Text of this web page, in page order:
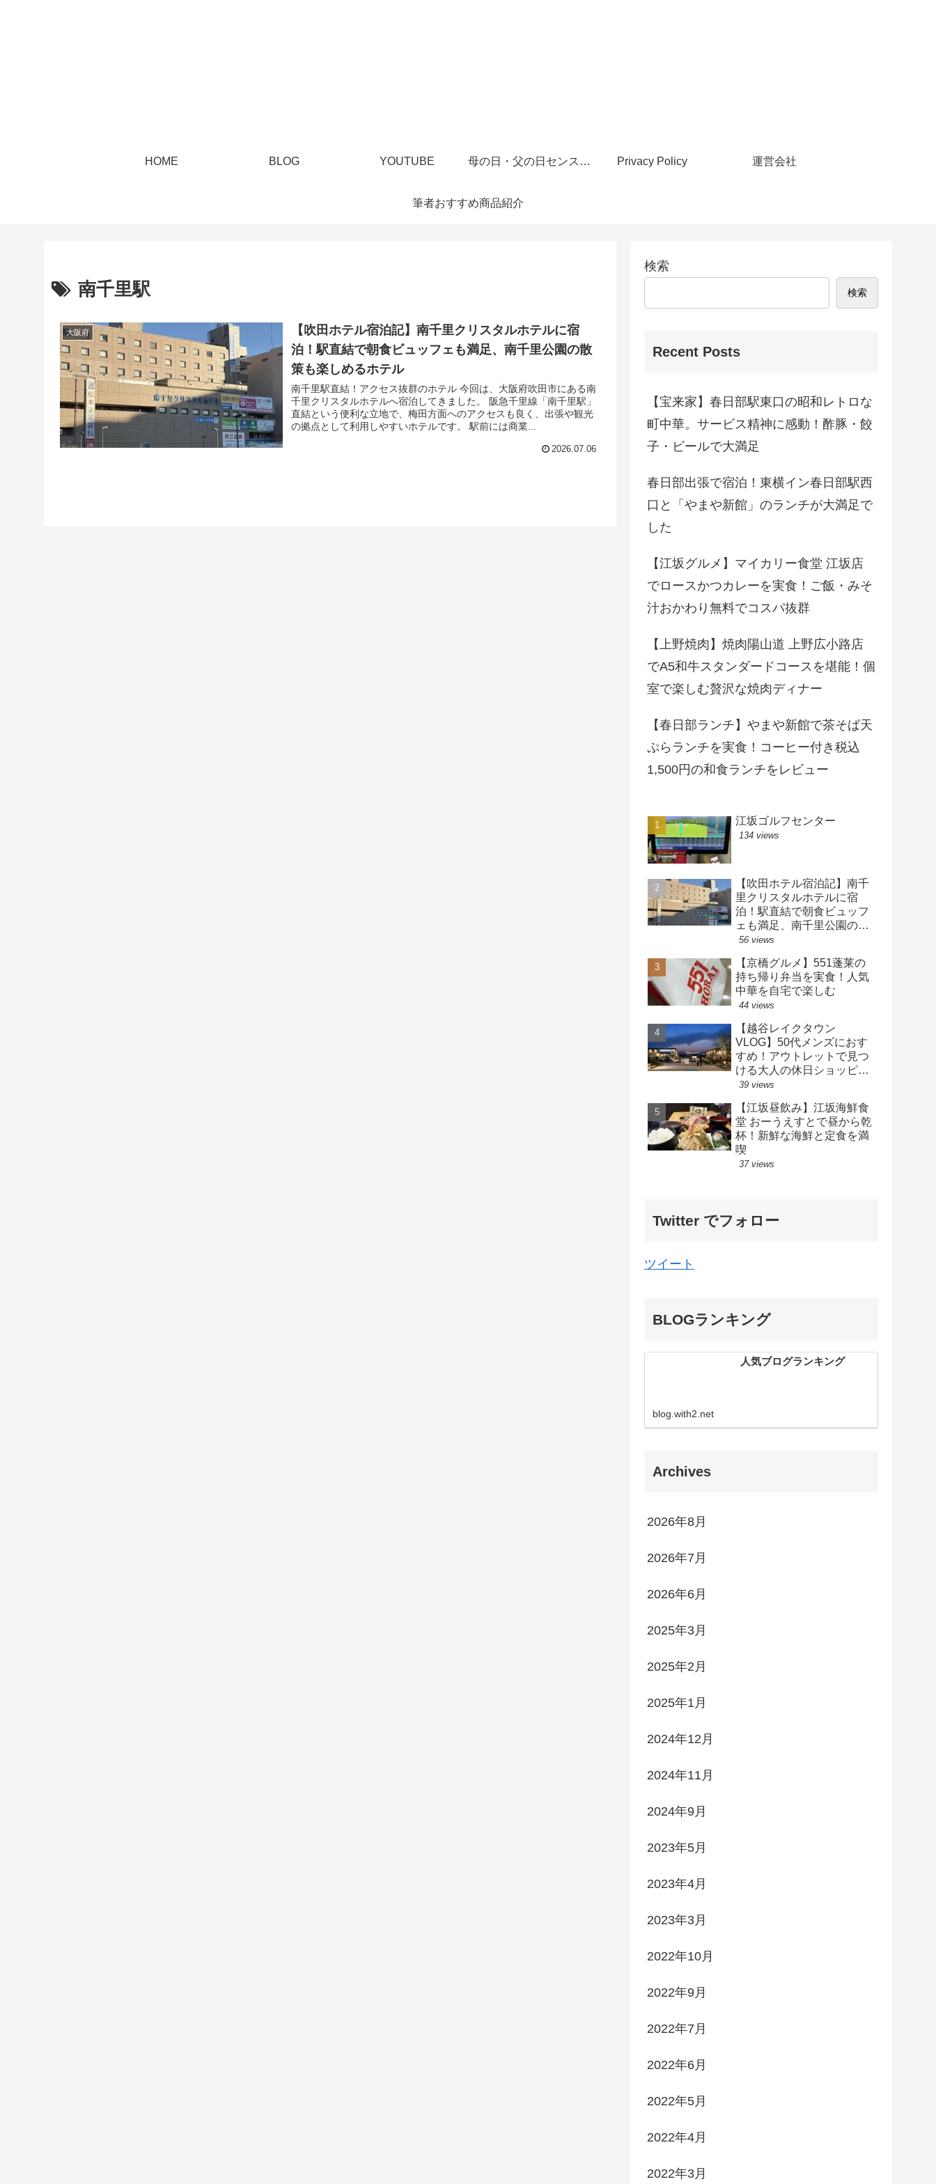
HOME BLOG YOUTUBE 母の日・父の日センスあるプレゼント Privacy Policy 運営会社
筆者おすすめ商品紹介
南千里駅
大阪府
【吹田ホテル宿泊記】南千里クリスタルホテルに宿
泊！駅直結で朝食ビュッフェも満足、南千里公園の散
策も楽しめるホテル
南千里駅直結！アクセス抜群のホテル 今回は、大阪府吹田市にある南
千里クリスタルホテルへ宿泊してきました。 阪急千里線「南千里駅」
直結という便利な立地で、梅田方面へのアクセスも良く、出張や観光
の拠点として利用しやすいホテルです。 駅前には商業...
2026.07.06
検索
検索
Recent Posts
【宝来家】春日部駅東口の昭和レトロな
町中華。サービス精神に感動！酢豚・餃
子・ビールで大満足
春日部出張で宿泊！東横イン春日部駅西
口と「やまや新館」のランチが大満足で
した
【江坂グルメ】マイカリー食堂 江坂店
でロースかつカレーを実食！ご飯・みそ
汁おかわり無料でコスパ抜群
【上野焼肉】焼肉陽山道 上野広小路店
でA5和牛スタンダードコースを堪能！個
室で楽しむ贅沢な焼肉ディナー
【春日部ランチ】やまや新館で茶そば天
ぷらランチを実食！コーヒー付き税込
1,500円の和食ランチをレビュー
江坂ゴルフセンター
134 views
【吹田ホテル宿泊記】南千
里クリスタルホテルに宿
泊！駅直結で朝食ビュッフ
ェも満足、南千里公園の散
策も楽しめるホテル
56 views
【京橋グルメ】551蓬莱の
持ち帰り弁当を実食！人気
中華を自宅で楽しむ
44 views
【越谷レイクタウン
VLOG】50代メンズにおす
すめ！アウトレットで見つ
ける大人の休日ショッピン
グ
39 views
【江坂昼飲み】江坂海鮮食
堂 おーうえすとで昼から乾
杯！新鮮な海鮮と定食を満
喫
37 views
Twitter でフォロー
ツイート
BLOGランキング
人気ブログランキング
blog.with2.net
Archives
2026年8月
2026年7月
2026年6月
2025年3月
2025年2月
2025年1月
2024年12月
2024年11月
2024年9月
2023年5月
2023年4月
2023年3月
2022年10月
2022年9月
2022年7月
2022年6月
2022年5月
2022年4月
2022年3月